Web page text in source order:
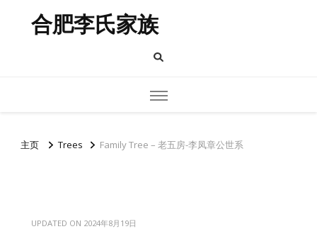
合肥李氏家族
主页 Trees Family Tree – 老五房-李凤章公世系
UPDATED ON 2024年8月19日